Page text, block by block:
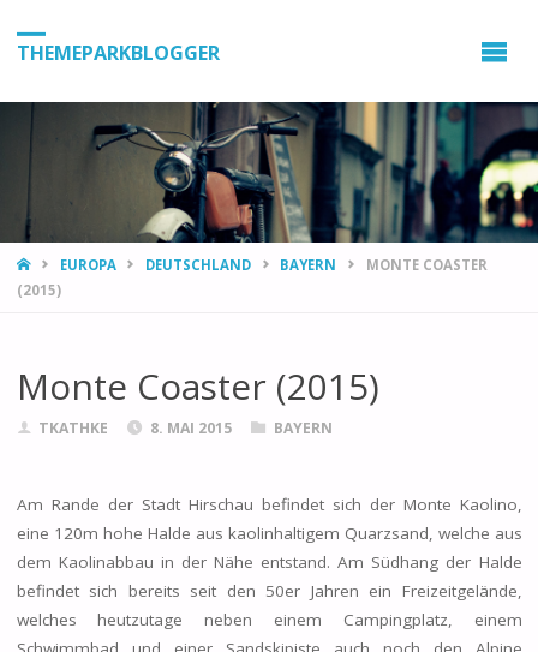
THEMEPARKBLOGGER
HOMEEUROPA DEUTSCHLAND BAYERN
MONTE COASTER
(2015)
Monte Coaster (2015)
TKATHKE 8. MAI 2015 BAYERN
Am Rande der Stadt Hirschau befindet sich der Monte Kaolino,
eine 120m hohe Halde aus kaolinhaltigem Quarzsand, welche aus
dem Kaolinabbau in der Nähe entstand. Am Südhang der Halde
befindet sich bereits seit den 50er Jahren ein Freizeitgelände,
welches heutzutage neben einem Campingplatz, einem